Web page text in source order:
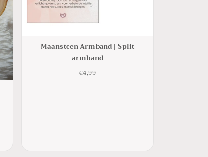
Maansteen Armband | Split
armband
€4,99